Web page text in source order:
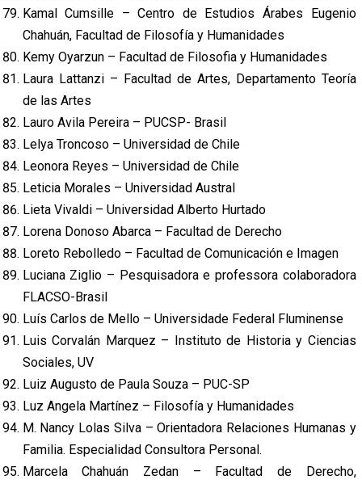
Kamal Cumsille – Centro de Estudios Árabes Eugenio
Chahuán, Facultad de Filosofía y Humanidades
Kemy Oyarzun – Facultad de Filosofia y Humanidades
Laura Lattanzi – Facultad de Artes, Departamento Teoría
de las Artes
Lauro Avila Pereira – PUCSP- Brasil
Lelya Troncoso – Universidad de Chile
Leonora Reyes – Universidad de Chile
Leticia Morales – Universidad Austral
Lieta Vivaldi – Universidad Alberto Hurtado
Lorena Donoso Abarca – Facultad de Derecho
Loreto Rebolledo – Facultad de Comunicación e Imagen
Luciana Ziglio – Pesquisadora e professora colaboradora
FLACSO-Brasil
Luís Carlos de Mello – Universidade Federal Fluminense
Luis Corvalán Marquez – Instituto de Historia y Ciencias
Sociales, UV
Luiz Augusto de Paula Souza – PUC-SP
Luz Angela Martínez – Filosofía y Humanidades
M. Nancy Lolas Silva – Orientadora Relaciones Humanas y
Familia. Especialidad Consultora Personal.
Marcela Chahuán Zedan – Facultad de Derecho,